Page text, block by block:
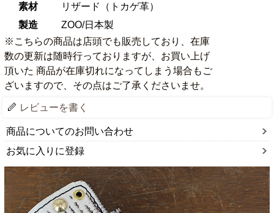
素材
リザード（トカゲ革）
製造
ZOO/日本製
※こちらの商品は店頭でも販売しており、在庫
数の更新は随時行っておりますが、お買い上げ
頂いた 商品が在庫切れになってしまう場合もご
ざいますので、その点はご了承くださいませ。
レビューを書く
商品についてのお問い合わせ
お気に入りに登録